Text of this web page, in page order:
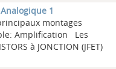
1
montages
Amplification Les
à JONCTION (JFET)